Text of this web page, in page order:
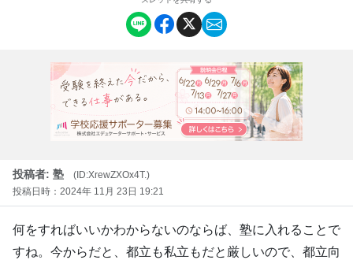
投稿者: 塾
(ID:XrewZXOx4T.)
投稿日時：2024年 11月 23日 19:21
何をすればいいかわからないのならば、塾に入れることで
すね。今からだと、都立も私立もだと厳しいので、都立向